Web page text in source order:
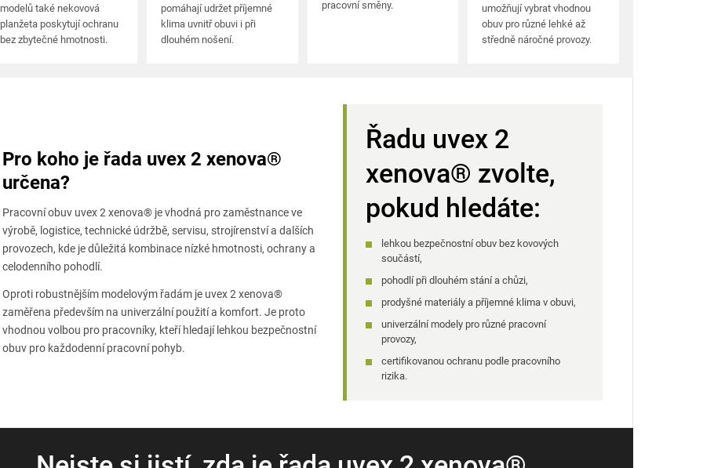
modelů také nekovová
planžeta poskytují ochranu
bez zbytečné hmotnosti.
pomáhají udržet příjemné
klima uvnitř obuvi i při
dlouhém nošení.
pracovní směny.
umožňují vybrat vhodnou
obuv pro různé lehké až
středně náročné provozy.
Pro koho je řada uvex 2 xenova®
určena?
Pracovní obuv uvex 2 xenova® je vhodná pro zaměstnance ve
výrobě, logistice, technické údržbě, servisu, strojírenství a dalších
provozech, kde je důležitá kombinace nízké hmotnosti, ochrany a
celodenního pohodlí.
Oproti robustnějším modelovým řadám je uvex 2 xenova®
zaměřena především na univerzální použití a komfort. Je proto
vhodnou volbou pro pracovníky, kteří hledají lehkou bezpečnostní
obuv pro každodenní pracovní pohyb.
Řadu uvex 2
xenova® zvolte,
pokud hledáte:
lehkou bezpečnostní obuv bez kovových
součástí,
pohodlí při dlouhém stání a chůzi,
prodyšné materiály a příjemné klima v obuvi,
univerzální modely pro různé pracovní
provozy,
certifikovanou ochranu podle pracovního
rizika.